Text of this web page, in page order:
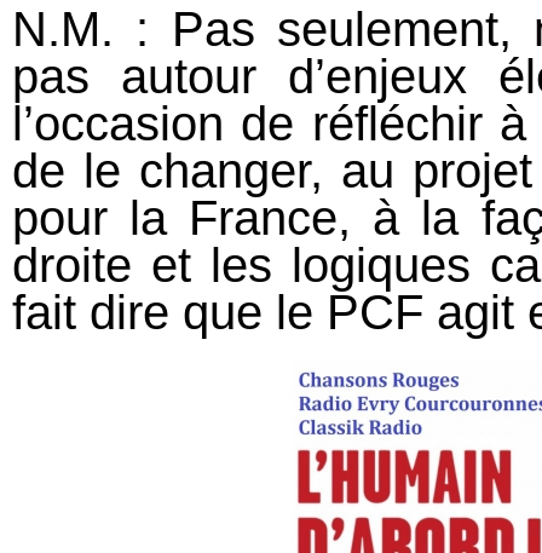
N.M. : Pas seulement,
pas autour d’enjeux
l’occasion de réfléchir
de le changer, au
pour la France, à la
droite et les logiques
fait dire que le PCF agit